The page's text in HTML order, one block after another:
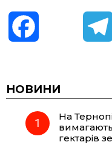
c
e
НОВИНИ
На
гектарів